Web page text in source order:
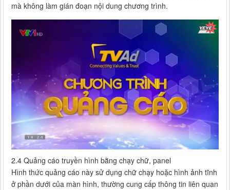
mà không làm gián đoạn nội dung chương trình.
2.4 Quảng cáo truyền hình bằng chạy chữ, panel
Hình thức quảng cáo này sử dụng chữ chạy hoặc hình ảnh tĩnh
ở phần dưới của màn hình, thường cung cấp thông tin liên quan